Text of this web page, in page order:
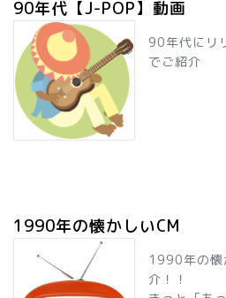
90年代【J-POP】動画
90年代にリ
でご紹介
1990年の懐かしいCM
1990年の懐
介！！